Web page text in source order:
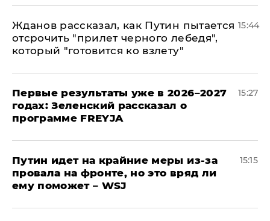
Жданов рассказал, как Путин пытается
отсрочить "прилет черного лебедя",
который "готовится ко взлету"
15:44
Первые результаты уже в 2026–2027
годах: Зеленский рассказал о
программе FREYJA
15:27
Путин идет на крайние меры из-за
провала на фронте, но это вряд ли
ему поможет – WSJ
15:15